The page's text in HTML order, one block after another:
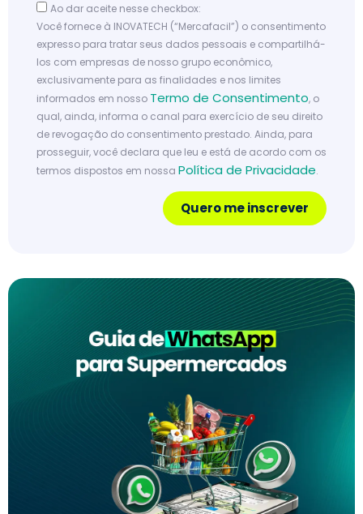
Ao dar aceite nesse checkbox:
Você fornece à INOVATECH (“Mercafacil”) o consentimento
expresso para tratar seus dados pessoais e compartilhá-
los com empresas de nosso grupo econômico,
exclusivamente para as finalidades e nos limites
informados em nosso Termo de Consentimento, o
qual, ainda, informa o canal para exercício de seu direito
de revogação do consentimento prestado. Ainda, para
prosseguir, você declara que leu e está de acordo com os
termos dispostos em nossa Política de Privacidade.
Quero me inscrever